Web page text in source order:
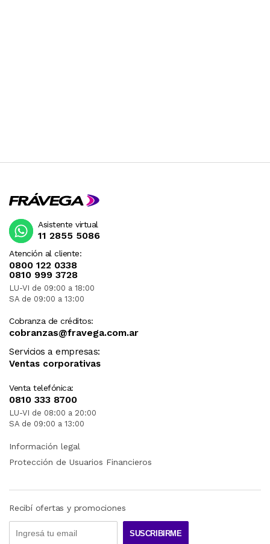
Atención al cliente:
0800 122 0338
0810 999 3728
LU-VI de 09:00 a 18:00
SA de 09:00 a 13:00
Cobranza de créditos:
cobranzas@fravega.com.ar
Servicios a empresas:
Ventas corporativas
Venta telefónica:
0810 333 8700
LU-VI de 08:00 a 20:00
SA de 09:00 a 13:00
Asistente virtual
11 2855 5086
Información legal
Protección de Usuarios Financieros
Recibí ofertas y promociones
SUSCRIBIRME